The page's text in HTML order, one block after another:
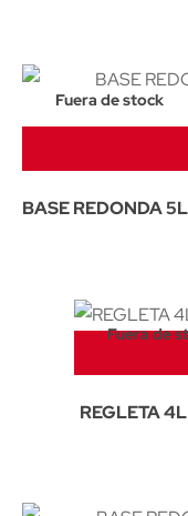
Fuera de stock
BASE REDONDA
Fuera de